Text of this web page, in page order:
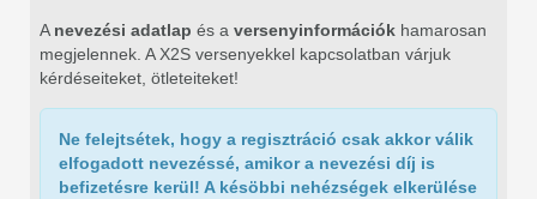
A nevezési adatlap és a versenyinformációk hamarosan
megjelennek. A X2S versenyekkel kapcsolatban várjuk
kérdéseiteket, ötleteiteket!
Ne felejtsétek, hogy a regisztráció csak akkor válik
elfogadott nevezéssé, amikor a nevezési díj is
befizetésre kerül! A késöbbi nehézségek elkerülése